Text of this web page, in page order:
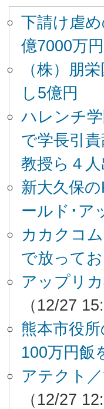
下請け虐
億7000万円
（株）朋
し5億円
ハレンチ
で学長引
教授ら４
新大久保
ールド･ア
カカクコ
で放って
アップリ
（12/27
熊本市役
100万円飯
アテクト
（12/27